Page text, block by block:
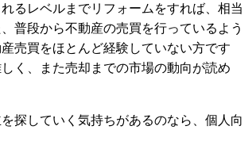
るレベルまでリフォームをすれば、相当
普段から不動産の売買を行っているよう
売買をほとんど経験していない方です
く、また売却までの市場の動向が読め
探していく気持ちがあるのなら、個人向